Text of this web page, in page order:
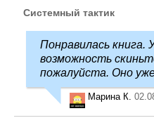
Системный тактик
Понравилась книга.
возможность
пожалуйста. Оно
Марина К.